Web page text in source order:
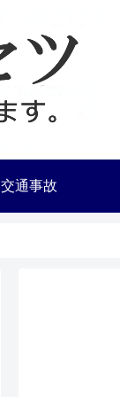
交通事故